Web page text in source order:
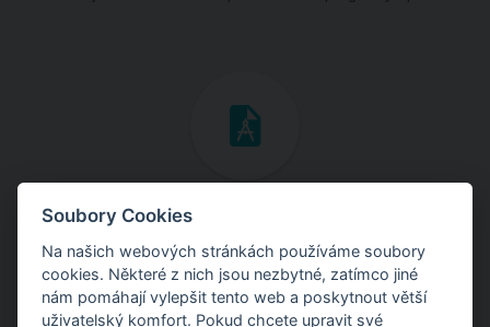
Inženýrské manuály
Stáhněte si manuály s teoretickými i praktickými ukázkami
použití programů.
Soubory Cookies
Na našich webových stránkách používáme soubory
cookies. Některé z nich jsou nezbytné, zatímco jiné
nám pomáhají vylepšit tento web a poskytnout větší
uživatelský komfort. Pokud chcete upravit své